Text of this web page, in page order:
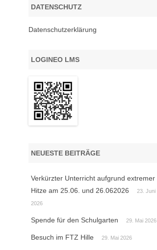
DATENSCHUTZ
Datenschutzerklärung
LOGINEO LMS
NEUESTE BEITRÄGE
Verkürzter Unterricht aufgrund extremer
Hitze am 25.06. und 26.062026
23. Juni
2026
Spende für den Schulgarten 29. Mai 2026
Besuch im FTZ Hille 29. Mai 2026